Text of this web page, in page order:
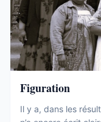
Figuration
Il y a, dans les